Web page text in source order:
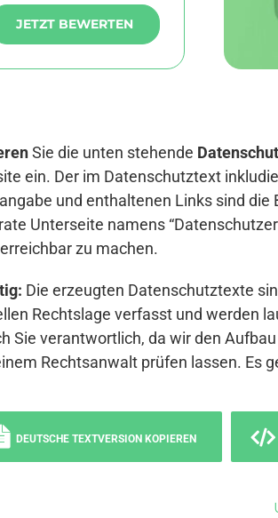
JETZT BEWERTEN
Sie die unten stehende
ein. Der im Datenschutztext
und enthaltenen Links sind
Unterseite namens
zu machen.
Die erzeugten Datenschutztexte
Rechtslage verfasst und werden
Sie verantwortlich, da wir den
Rechtsanwalt prüfen lassen. Es
DEUTSCHE TEXTVERSION KOPIEREN